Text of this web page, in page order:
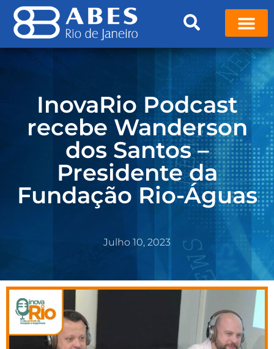
InovaRio Podcast
recebe Wanderson
dos Santos –
Presidente da
Fundação Rio-Águas
Julho 10, 2023